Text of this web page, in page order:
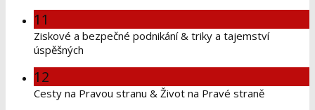
11
Ziskové a bezpečné podnikání & triky a tajemství
úspěšných
12
Cesty na Pravou stranu & Život na Pravé straně